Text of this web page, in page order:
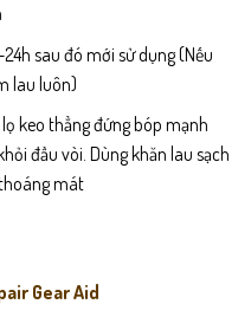
sau đó mới sử dụng (Nếu
lau luôn)
keo thẳng đứng bóp mạnh
đầu vòi. Dùng khăn lau sạch
mát
Gear Aid